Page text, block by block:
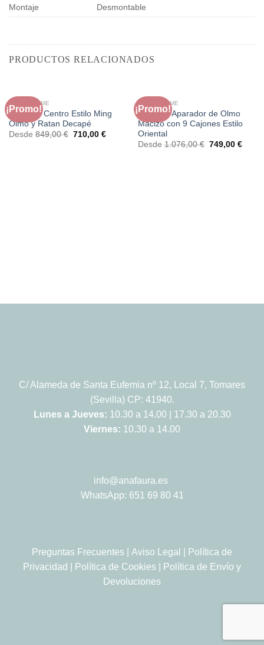
Montaje Desmontable
PRODUCTOS RELACIONADOS
¡Promo!
FAURA HOME
Mesa de Centro Estilo Ming
Olmo y Ratan Decapé
Desde 849,00€ El
710,00 €El
¡Promo!
FAURA HOME
Cómoda Aparador de Olmo
Macizo con 9 Cajones Estilo
Oriental
Desde 1.076,00€ El
749,00 €El
C/ Alameda de Santa Eufemia nº 12, Local 7, Tomares
(Sevilla) CP: 41940.
Lunes a Jueves: 10.30 a 14.00 | 17.30 a 20.30
Viernes: 10.30 a 14.00
info@anafaura.es
WhatsApp: 651 69 80 41
Preguntas Frecuentes Aviso Legal
Política de
Privacidad
Política de Cookies
Política de Envío y
Devoluciones